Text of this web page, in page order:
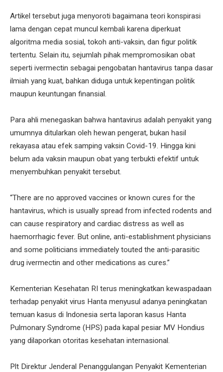
Artikel tersebut juga menyoroti bagaimana teori konspirasi
lama dengan cepat muncul kembali karena diperkuat
algoritma media sosial, tokoh anti-vaksin, dan figur politik
tertentu. Selain itu, sejumlah pihak mempromosikan obat
seperti ivermectin sebagai pengobatan hantavirus tanpa dasar
ilmiah yang kuat, bahkan diduga untuk kepentingan politik
maupun keuntungan finansial.
Para ahli menegaskan bahwa hantavirus adalah penyakit yang
umumnya ditularkan oleh hewan pengerat, bukan hasil
rekayasa atau efek samping vaksin Covid-19. Hingga kini
belum ada vaksin maupun obat yang terbukti efektif untuk
menyembuhkan penyakit tersebut.
“There are no approved vaccines or known cures for the
hantavirus, which is usually spread from infected rodents and
can cause respiratory and cardiac distress as well as
haemorrhagic fever. But online, anti-establishment physicians
and some politicians immediately touted the anti-parasitic
drug ivermectin and other medications as cures.”
Kementerian Kesehatan RI terus meningkatkan kewaspadaan
terhadap penyakit virus Hanta menyusul adanya peningkatan
temuan kasus di Indonesia serta laporan kasus Hanta
Pulmonary Syndrome (HPS) pada kapal pesiar MV Hondius
yang dilaporkan otoritas kesehatan internasional.
Plt Direktur Jenderal Penanggulangan Penyakit Kementerian